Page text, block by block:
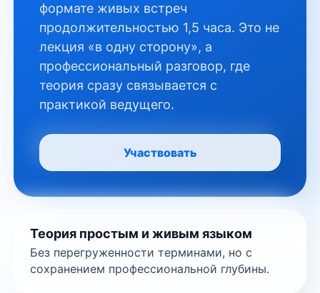
формате живых встреч
продолжительностью 1,5 часа. Это не
лекция «в одну сторону», а
профессиональный разговор, где
теория сразу связывается с
практикой ведущего.
Участвовать
Теория простым и живым языком
Без перегруженности терминами, но с
сохранением профессиональной глубины.